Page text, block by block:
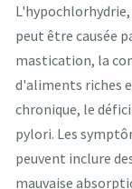
peut être causée
mastication, la
d'aliments riches
chronique, le
pylori. Les
peuvent inclure
mauvaise